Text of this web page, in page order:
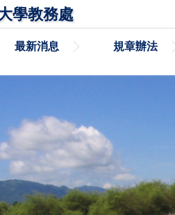
學教務處
最新消息 規章辦法